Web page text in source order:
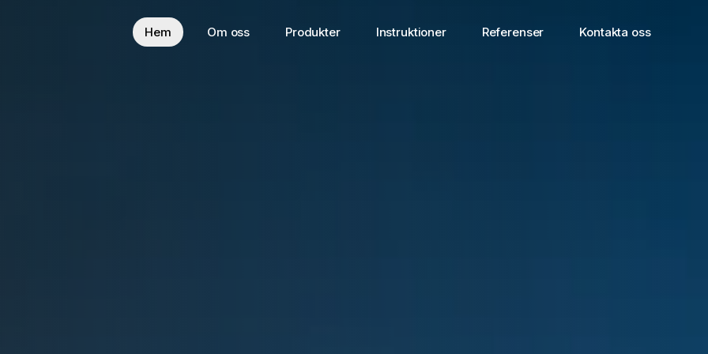
Hem Om oss Produkter Instruktioner Referenser Kontakta oss